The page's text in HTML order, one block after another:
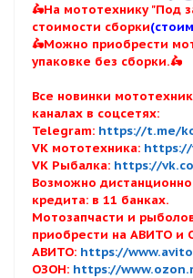
🛵На мототехнику "Под
стоимости сборки
🛵Можно приобрести
упаковке без сборки.🛵
Все новинки
каналах в соцсетях:
Telegram: https://t.me/
VK мототехника: https://
VK Рыбалка: https://
Возможно
кредита: в 11 банках.
Мотозапчасти и
приобрести на АВИТО и
АВИТО: https://
ОЗОН: https://